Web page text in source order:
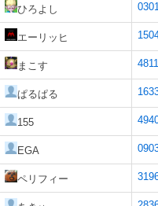
ひろよし
エーリッヒ
まこす
ぱるぱる
155
EGA
ペリフィー